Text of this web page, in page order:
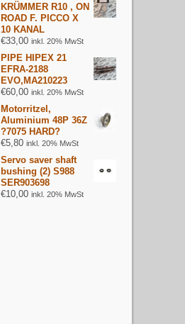
KRÜMMER R10 , ON
ROAD F. PICCO X
10 KANAL
€33,00 inkl. 20% MwSt
PIPE HIPEX 21
EFRA-2188
EVO,MA210223
€60,00 inkl. 20% MwSt
Motorritzel,
Aluminium 48P 36Z
?7075 HARD?
€5,80 inkl. 20% MwSt
Servo saver shaft
bushing (2) S988
SER903698
€10,00 inkl. 20% MwSt